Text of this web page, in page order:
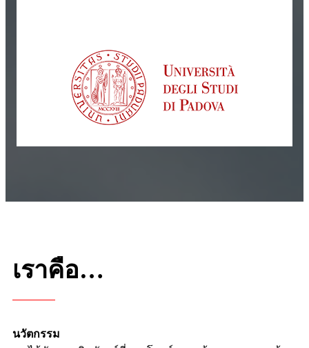
เราคือ…
นวัตกรรม
ลูกค้าบรรลุเป้าหมายได้ดียิ่งขึ้น